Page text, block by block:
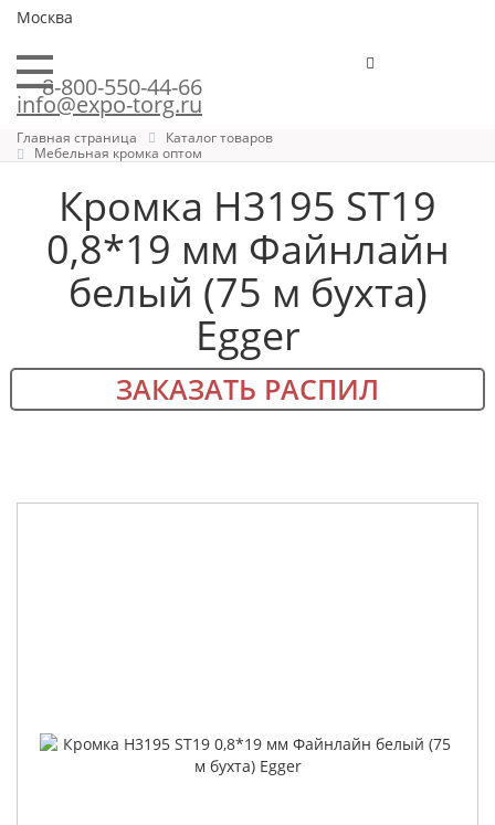
Москва
8-800-550-44-66
info@expo-torg.ru
Главная страница
Каталог товаров
Мебельная кромка оптом
Кромка H3195 ST19
0,8*19 мм Файнлайн
белый (75 м бухта)
Egger
ЗАКАЗАТЬ РАСПИЛ